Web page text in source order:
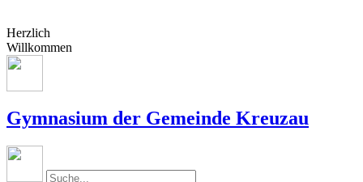
Herzlich
Willkommen
Gymnasium der Gemeinde Kreuzau